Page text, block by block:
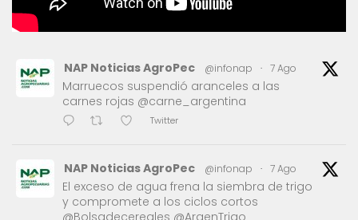
NAP Noticias AgroPec @infonap · 7 Ago
Marruecos suspendió aranceles a las
carnes rojas @carne_argentina
Twitter
NAP Noticias AgroPec @infonap · 7 Ago
El exceso de agua frena la siembra de trigo
y compromete a los ciclos cortos
@Bolsadecereales @ArgenTrigo